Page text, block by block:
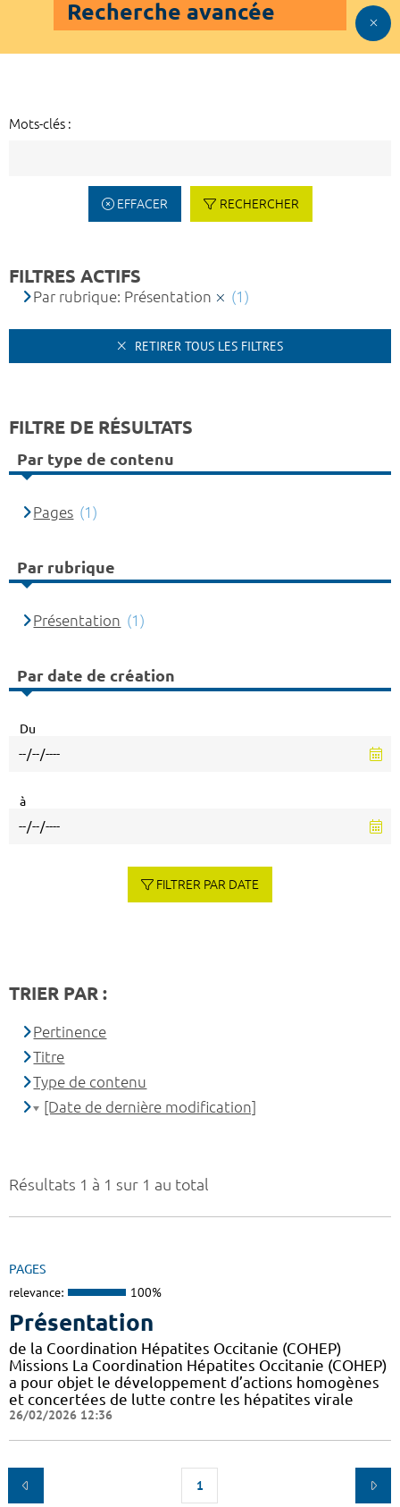
Recherche avancée
Mots-clés :
EFFACER RECHERCHER
Résultats 1 à 1 sur 1 au total
PAGES
relevance: 100%
Présentation
de la Coordination Hépatites Occitanie (COHEP)
Missions La Coordination Hépatites Occitanie (COHEP)
a pour objet le développement d’actions homogènes
et concertées de lutte contre les hépatites virale
26/02/2026 12:36
1
FILTRES ACTIFS
Par rubrique: Présentation (1)
RETIRER TOUS LES FILTRES
FILTRE DE RÉSULTATS
Par type de contenu
Pages (1)
Par rubrique
Présentation (1)
Par date de création
Du
à
FILTRER PAR DATE
TRIER PAR :
Pertinence
Titre
Type de contenu
[Date de dernière modification]